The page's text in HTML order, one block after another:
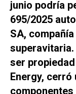
junio podría
695/2025
SA,
superavitaria.
ser
Energy,